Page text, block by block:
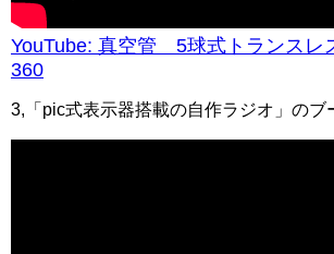
YouTube: 真空管 5球式トランス
360
3,「pic式表示器搭載の自作ラジオ」のブ